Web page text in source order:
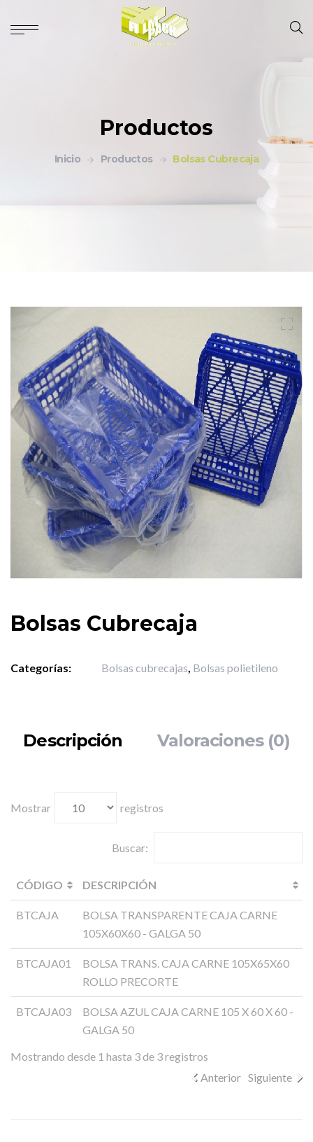
Productos
Inicio Productos Bolsas Cubrecaja
Bolsas Cubrecaja
Categorías: Bolsas cubrecajas, Bolsas polietileno
Descripción Valoraciones (0)
Mostrar registros
Buscar:
CÓDIGO DESCRIPCIÓN
BTCAJA
BOLSA TRANSPARENTE CAJA CARNE
105X60X60 - GALGA 50
BTCAJA01
BOLSA TRANS. CAJA CARNE 105X65X60
ROLLO PRECORTE
BTCAJA03
BOLSA AZUL CAJA CARNE 105 X 60 X 60 -
GALGA 50
Mostrando desde 1 hasta 3 de 3 registros
Anterior Siguiente